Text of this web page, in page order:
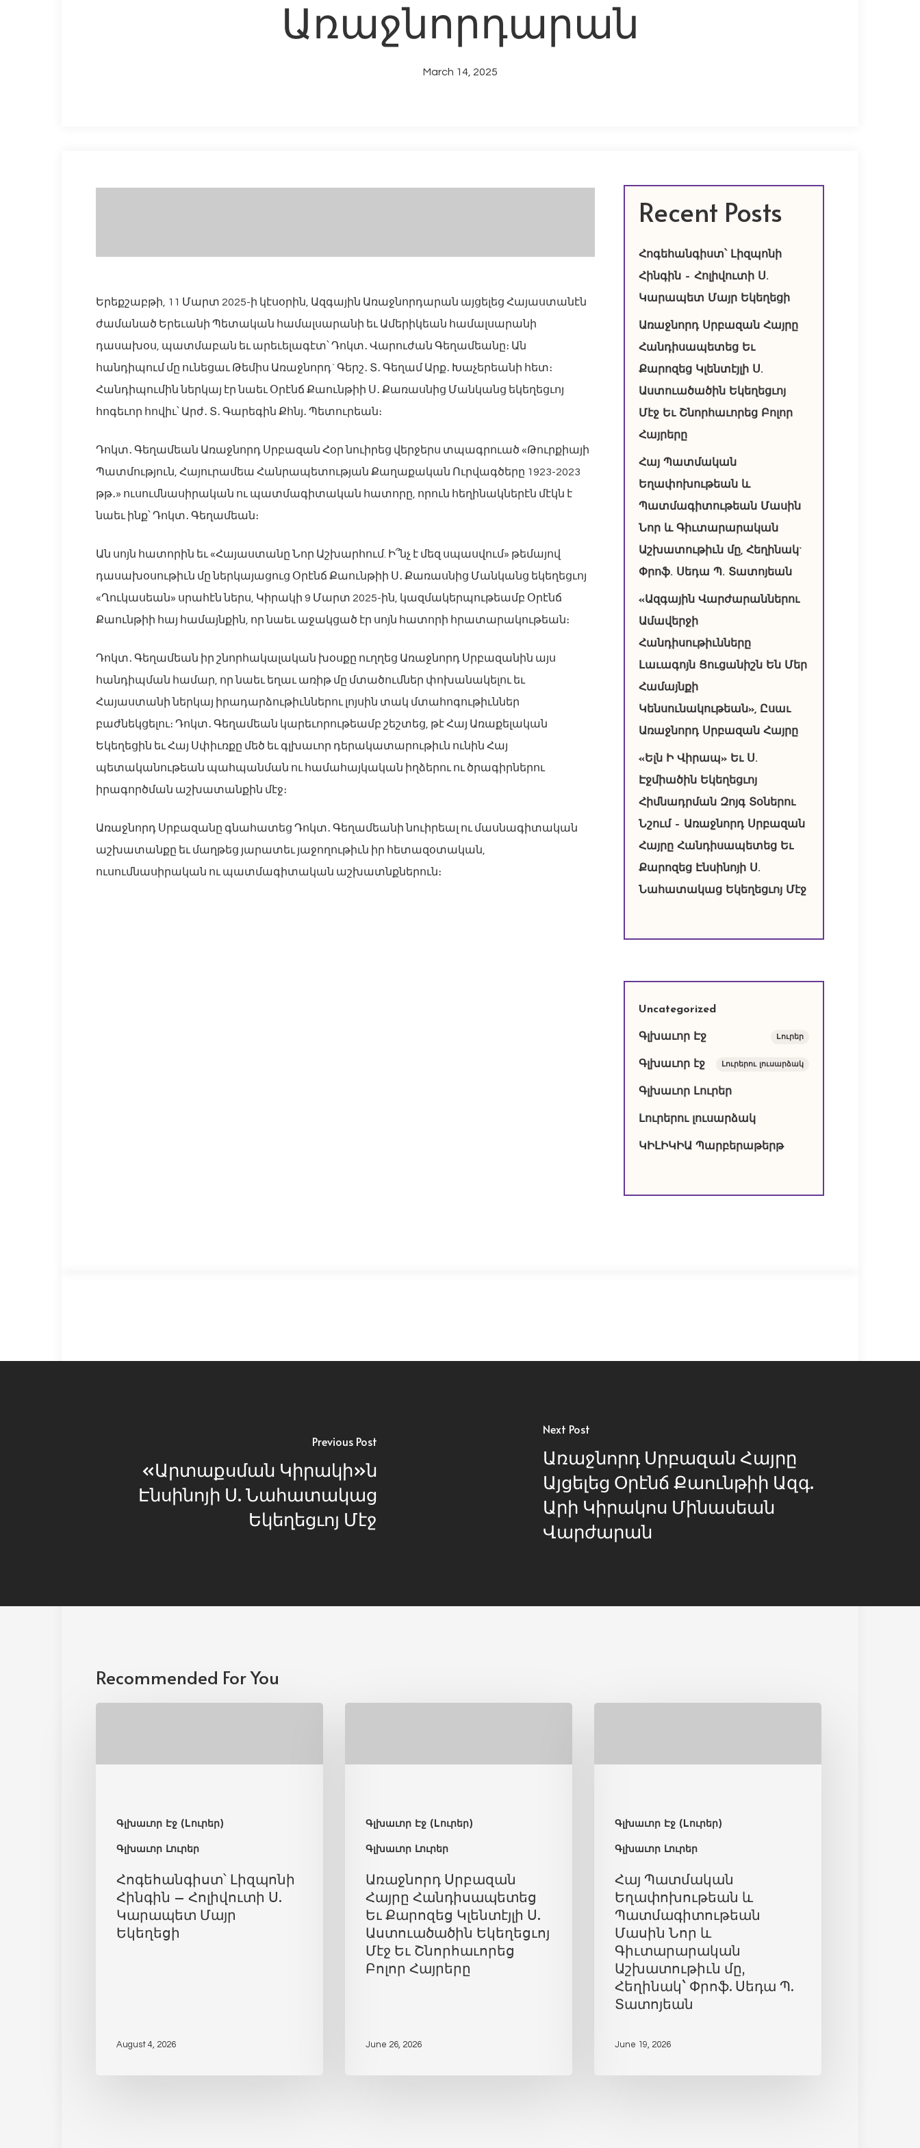
Առաջնորդարան
March 14, 2025
Երեքշաբթի, 11 Մարտ 2025-ի կէսօրին, Ազգային Առաջնորդարան այցելեց Հայաստանէն
ժամանած Երեւանի Պետական համալսարանի եւ Ամերիկեան համալսարանի
դասախօս, պատմաբան եւ արեւելագէտ՝ Դոկտ․ Վարուժան Գեղամեանը։ Ան
հանդիպում մը ունեցաւ Թեմիս Առաջնորդ` Գերշ․ Տ․ Գեղամ Արք․ Խաչերեանի հետ։
Հանդիպումին ներկայ էր նաեւ Օրէնճ Քաունթիի Ս․ Քառասնից Մանկանց եկեղեցւոյ
հոգեւոր հովիւ՝ Արժ․ Տ․ Գարեգին Քհնյ․ Պետուրեան։
Դոկտ․ Գեղամեան Առաջնորդ Սրբազան Հօր նուիրեց վերջերս տպագրուած «Թուրքիայի
Պատմություն, Հայուրամեա Հանրապետության Քաղաքական Ուրվագծերը 1923-2023
թթ․» ուսումնասիրական ու պատմագիտական հատորը, որուն հեղինակներէն մէկն է
նաեւ ինք՝ Դոկտ․ Գեղամեան։
Ան սոյն հատորին եւ «Հայաստանը Նոր Աշխարհում. Ի՞նչ է մեզ սպասվում» թեմայով
դասախօսութիւն մը ներկայացուց Օրէնճ Քաունթիի Ս․ Քառասնից Մանկանց եկեղեցւոյ
«Ղուկասեան» սրահէն ներս, Կիրակի 9 Մարտ 2025-ին, կազմակերպութեամբ Օրէնճ
Քաունթիի հայ համայնքին, որ նաեւ աջակցած էր սոյն հատորի հրատարակութեան։
Դոկտ․ Գեղամեան իր շնորհակալական խօսքը ուղղեց Առաջնորդ Սրբազանին այս
հանդիպման համար, որ նաեւ եղաւ առիթ մը մտածումներ փոխանակելու եւ
Հայաստանի ներկայ իրադարձութիւններու լոյսին տակ մտահոգութիւններ
բաժնեկցելու։ Դոկտ․ Գեղամեան կարեւորութեամբ շեշտեց, թէ Հայ Առաքելական
Եկեղեցին եւ Հայ Սփիւռքը մեծ եւ գլխաւոր դերակատարութիւն ունին Հայ
պետականութեան պահպանման ու համահայկական իղձերու ու ծրագիրներու
իրագործման աշխատանքին մէջ։
Առաջնորդ Սրբազանը գնահատեց Դոկտ․ Գեղամեանի նուիրեալ ու մասնագիտական
աշխատանքը եւ մաղթեց յարատեւ յաջողութիւն իր հետազօտական,
ուսումնասիրական ու պատմագիտական աշխատնքներուն։
Recent Posts
Հոգեհանգիստ՝ Լիզպոնի
Հինգին – Հոլիվուտի Ս.
Կարապետ Մայր Եկեղեցի
Առաջնորդ Սրբազան Հայրը
Հանդիսապետեց Եւ
Քարոզեց Կլենտէյլի Ս.
Աստուածածին Եկեղեցւոյ
Մէջ Եւ Շնորհաւորեց Բոլոր
Հայրերը
Հայ Պատմական
Եղափոխութեան և
Պատմագիտութեան Մասին
Նոր և Գիւտարարական
Աշխատութիւն մը, Հեղինակ`
Փրոֆ. Սեդա Պ. Տատոյեան
«Ազգային Վարժարաններու
Ամավերջի
Հանդիսութիւնները
Լաւագոյն Ցուցանիշն Են Մեր
Համայնքի
Կենսունակութեան», Ըսաւ
Առաջնորդ Սրբազան Հայրը
«Ելն Ի Վիրապ» Եւ Ս.
Էջմիածին Եկեղեցւոյ
Հիմնադրման Զոյգ Տօներու
Նշում – Առաջնորդ Սրբազան
Հայրը Հանդիսապետեց Եւ
Քարոզեց Էնսինոյի Ս.
Նահատակաց Եկեղեցւոյ Մէջ
Uncategorized
Գլխաւոր Էջ Lուրեր
Գլխաւոր էջ Լուրերու լուսարձակ
Գլխաւոր Լուրեր
Լուրերու լուսարձակ
ԿԻԼԻԿԻԱ Պարբերաթերթ
Previous Post
«Արտաքսման Կիրակի»ն
Էնսինոյի Ս. Նահատակաց
Եկեղեցւոյ Մէջ
Next Post
Առաջնորդ Սրբազան Հայրը
Այցելեց Օրէնճ Քաունթիի Ազգ.
Արի Կիրակոս Մինասեան
Վարժարան
Recommended For You
Գլխաւոր Էջ (Lուրեր)
Գլխաւոր Լուրեր
Հոգեհանգիստ՝ Լիզպոնի
Հինգին – Հոլիվուտի Ս.
Կարապետ Մայր
Եկեղեցի
August 4, 2026
Գլխաւոր Էջ (Lուրեր)
Գլխաւոր Լուրեր
Առաջնորդ Սրբազան
Հայրը Հանդիսապետեց
Եւ Քարոզեց Կլենտէյլի Ս.
Աստուածածին Եկեղեցւոյ
Մէջ Եւ Շնորհաւորեց
Բոլոր Հայրերը
June 26, 2026
Գլխաւոր Էջ (Lուրեր)
Գլխաւոր Լուրեր
Հայ Պատմական
Եղափոխութեան և
Պատմագիտութեան
Մասին Նոր և
Գիւտարարական
Աշխատութիւն մը,
Հեղինակ` Փրոֆ. Սեդա Պ.
Տատոյեան
June 19, 2026